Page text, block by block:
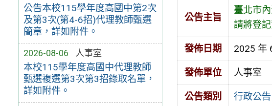
公告本校115學年度高國中第2次
及第3次(第4-6招)代理教師甄選
簡章，詳如附件。
2026-08-06 人事室
本校115學年度高國中代理教師
甄選複選第3次第3招錄取名單，
詳如附件。
公告主旨
臺北市
請將登
發佈日期 2025 年
發佈單位 人事室
公告類別 行政公告